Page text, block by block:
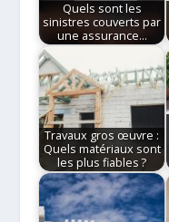
Quels sont les
sinistres couverts par
une assurance…
Travaux gros œuvre :
Quels matériaux sont
les plus fiables ?